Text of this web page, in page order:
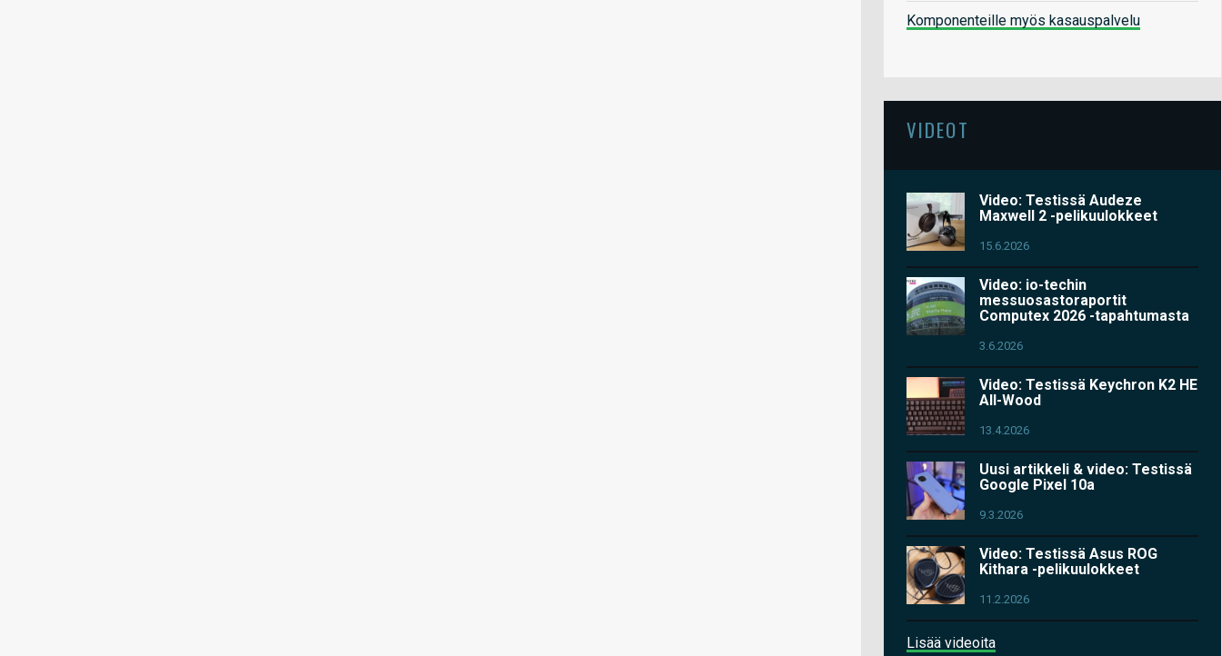
Komponenteille myös kasauspalvelu
VIDEOT
Video: Testissä Audeze
Maxwell 2 -pelikuulokkeet
15.6.2026
Video: io-techin
messuosastoraportit
Computex 2026 -tapahtumasta
3.6.2026
Video: Testissä Keychron K2 HE
All-Wood
13.4.2026
Uusi artikkeli & video: Testissä
Google Pixel 10a
9.3.2026
Video: Testissä Asus ROG
Kithara -pelikuulokkeet
11.2.2026
Lisää videoita